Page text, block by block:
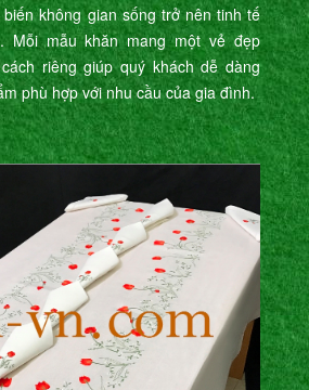
không gian sống trở nên tinh tế
Mỗi mẫu khăn mang một vẻ đẹp
riêng giúp quý khách dễ dàng
phù hợp với nhu cầu của gia đình.